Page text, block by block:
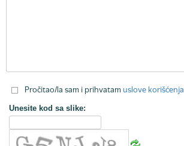
Pročitao/la sam i prihvatam uslove korišćenja
Unesite kod sa slike: